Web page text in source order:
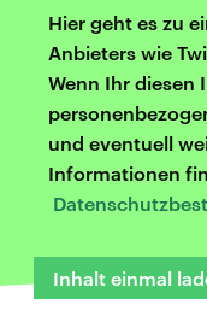
Hier geht es zu
Anbieters wie
Wenn Ihr diesen
und eventuell
Informationen
Inhalt einmal